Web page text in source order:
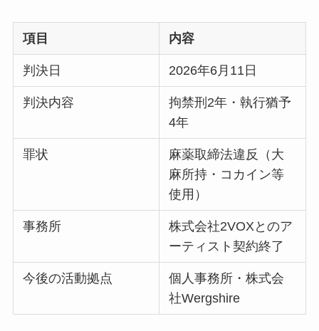
項目 内容
判決日 2026年6月11日
判決内容
拘禁刑2年・執行猶予
4年
罪状
麻薬取締法違反（大
麻所持・コカイン等
使用）
事務所
株式会社2VOXとのア
ーティスト契約終了
今後の活動拠点
個人事務所・株式会
社Wergshire